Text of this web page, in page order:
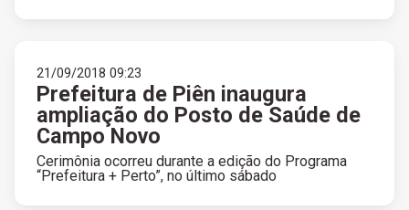
21/09/2018 09:23
Prefeitura de Piên inaugura
ampliação do Posto de Saúde de
Campo Novo
Cerimônia ocorreu durante a edição do Programa
“Prefeitura + Perto”, no último sábado